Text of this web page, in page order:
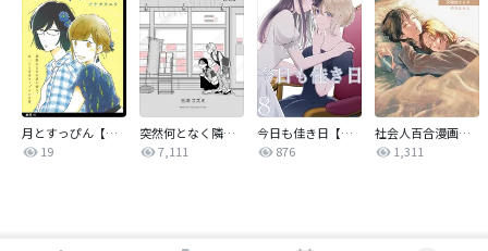
月とすっぴん【単話】
19
突然何となく隣の席の同僚と…
7,111
今日も佳き日【連載版】
876
社会人百合漫画短編まとめ
1,311